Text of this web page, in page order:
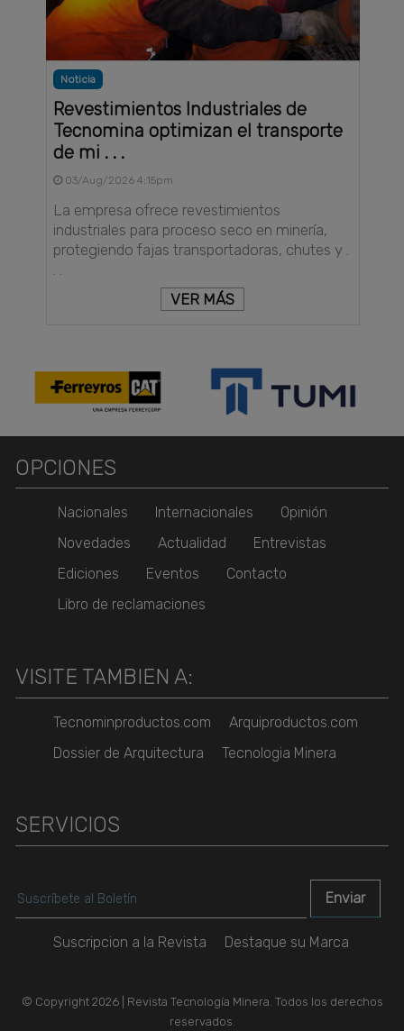
Noticia
Revestimientos Industriales de
Tecnomina optimizan el transporte
de mi . . .
03/Aug/2026 4:15pm
La empresa ofrece revestimientos
industriales para proceso seco en minería,
protegiendo fajas transportadoras, chutes y .
VER MÁS
OPCIONES
Nacionales Internacionales
Opinión
Novedades
Actualidad
Entrevistas
Ediciones
Eventos
Contacto
Libro de reclamaciones
VISITE TAMBIEN A:
Tecnominproductos.com
Arquiproductos.com
Dossier de Arquitectura
Tecnologia Minera
SERVICIOS
Suscripcion a la Revista Destaque su Marca
© Copyright 2026 | Revista Tecnología Minera. Todos los derechos
reservados.